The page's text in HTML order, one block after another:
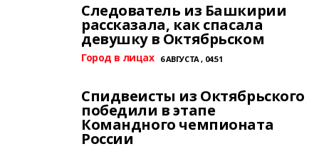
Следователь из Башкирии
рассказала, как спасала
девушку в Октябрьском
Город в лицах 6 АВГУСТА , 04:51
Спидвеисты из Октябрьского
победили в этапе
Командного чемпионата
России